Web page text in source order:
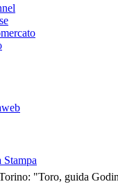
Stampa
"Toro, guida